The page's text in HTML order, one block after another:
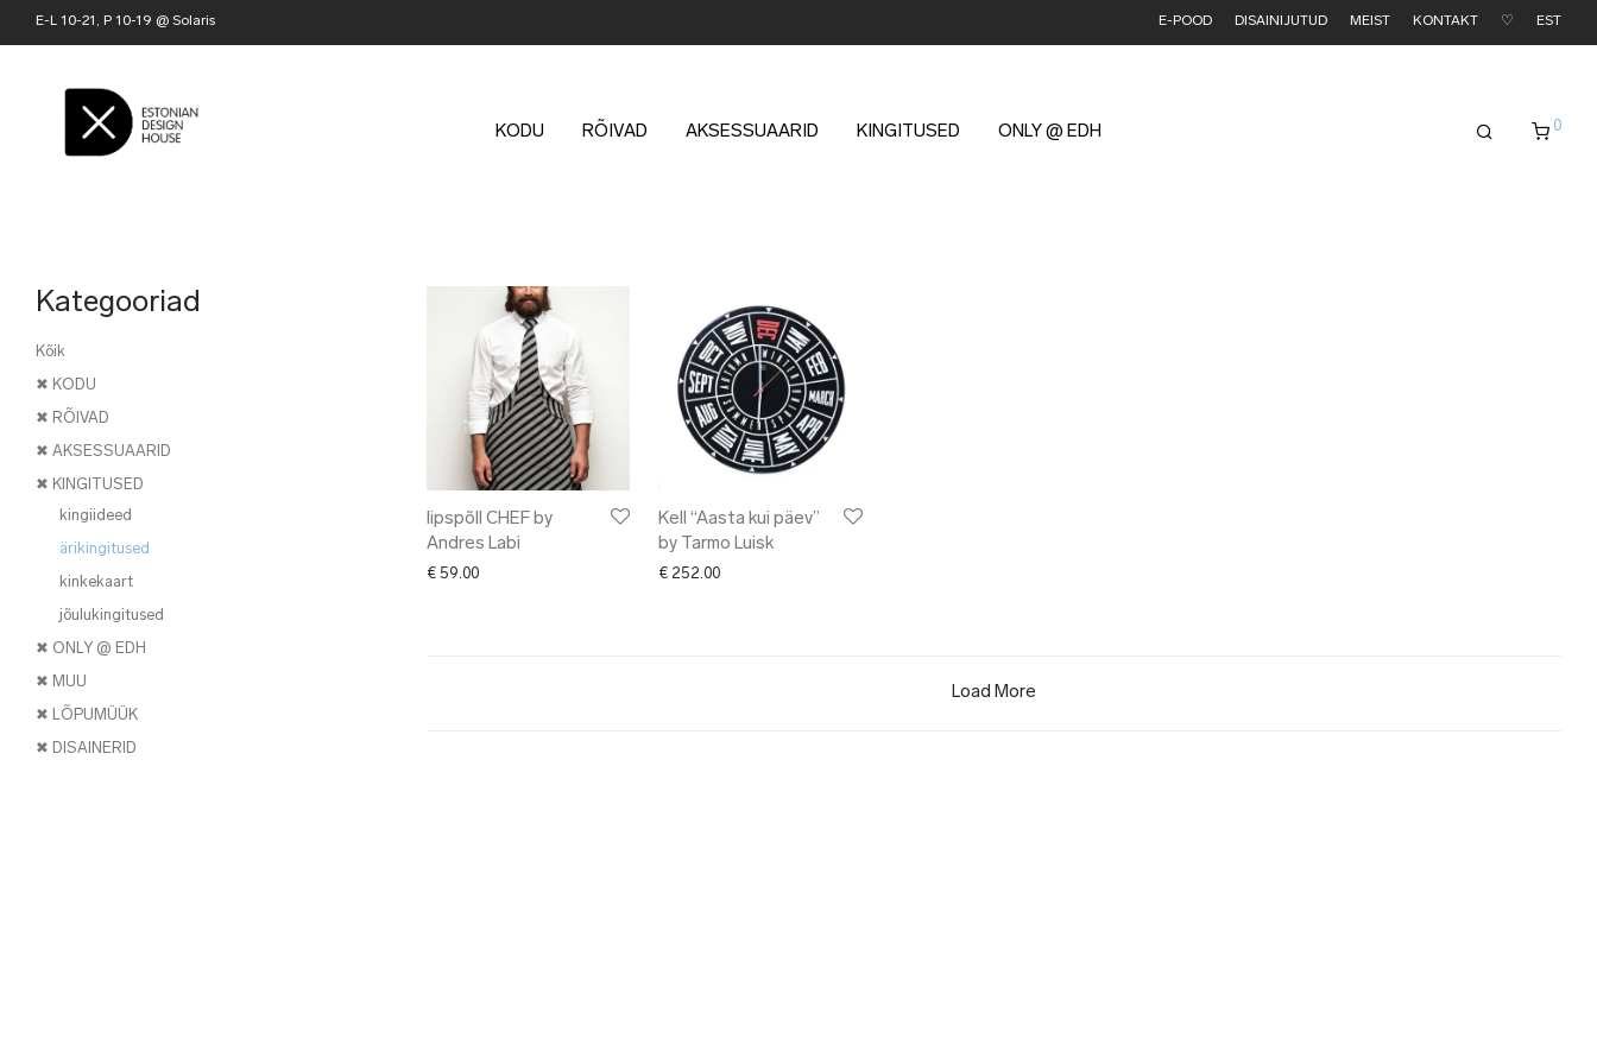
E-L 10-21, P 10-19 @ Solaris E-POOD DISAINIJUTUD MEIST KONTAKT ♡ EST
KODU RÕIVAD AKSESSUAARID KINGITUSED ONLY @ EDH 0
Kategooriad
Kõik
✖ KODU
✖ RÕIVAD
✖ AKSESSUAARID
✖ KINGITUSED
kingiideed
ärikingitused
kinkekaart
jõulukingitused
✖ ONLY @ EDH
✖ MUU
✖ LÕPUMÜÜK
✖ DISAINERID
lipspõll CHEF by
Andres Labi
€59.00
Kell “Aasta kui päev”
by Tarmo Luisk
€ 252.00
Load More